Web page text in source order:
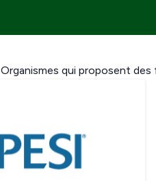
Organismes qui proposent